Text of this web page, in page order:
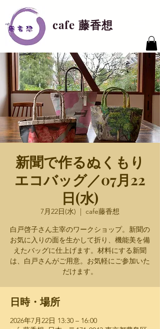
cafe 藤香想
新聞で作るぬくもり
エコバッグ／07月22
日(水)
7月22日(水)
  |
cafe藤香想
白戸啓子さん主宰のワークショップ。新聞の
お気に入りの面を生かして折り、機能美を備
えたバッグに仕上げます。材料にする新聞
は、白戸さんがご用意。お気軽にご参加いた
だけます。
日時・場所
2026年7月22日 13:30 – 16:00